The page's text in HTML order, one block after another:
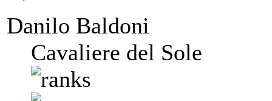
Danilo Baldoni
Cavaliere del Sole